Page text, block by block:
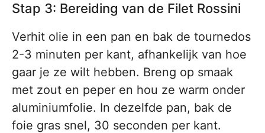
Stap 3: Bereiding van de Filet Rossini
Verhit olie in een pan en bak de tournedos
2-3 minuten per kant, afhankelijk van hoe
gaar je ze wilt hebben. Breng op smaak
met zout en peper en hou ze warm onder
aluminiumfolie. In dezelfde pan, bak de
foie gras snel, 30 seconden per kant.